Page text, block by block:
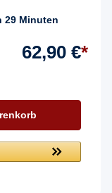
29 Minuten
62,90 €*